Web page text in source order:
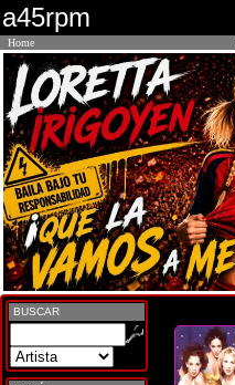
a45rpm
Home
BUSCAR